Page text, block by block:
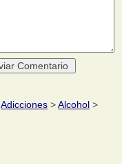
Adicciones >Alcohol >